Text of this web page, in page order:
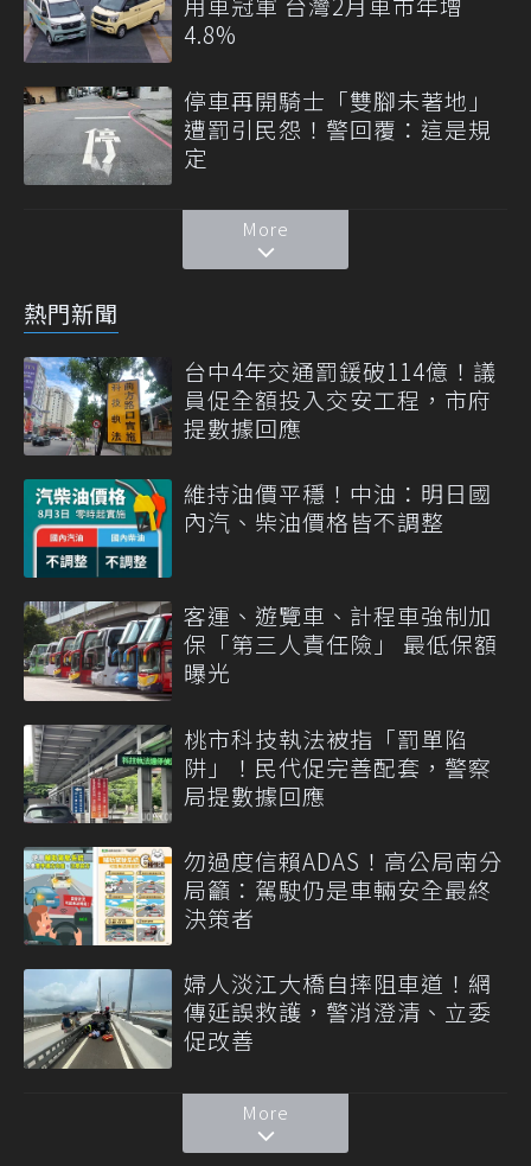
4.8%
停車再開騎士「雙腳未著地」
遭罰引民怨！警回覆：這是規
定
More
熱門新聞
台中4年交通罰鍰破114億！議
員促全額投入交安工程，市府
提數據回應
維持油價平穩！中油：明日國
內汽、柴油價格皆不調整
客運、遊覽車、計程車強制加
保「第三人責任險」 最低保額
曝光
桃市科技執法被指「罰單陷
阱」！民代促完善配套，警察
局提數據回應
勿過度信賴ADAS！高公局南分
局籲：駕駛仍是車輛安全最終
決策者
婦人淡江大橋自摔阻車道！網
傳延誤救護，警消澄清、立委
促改善
More